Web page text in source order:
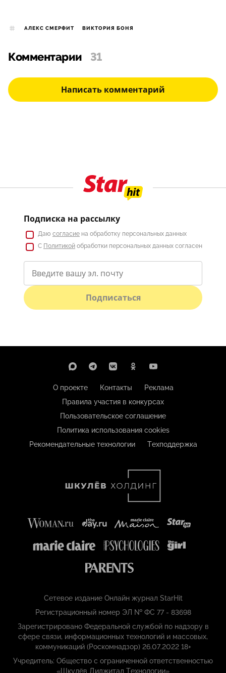
АЛЕКС СМЕРФИТ ВИКТОРИЯ БОНЯ
Комментарии 31
Написать комментарий
Подписка на рассылку
Даю согласие на обработку персональных данных
С Политикой обработки персональных данных согласен
Подписаться
О проекте Контакты
Реклама
Правила участия в конкурсах
Пользовательское соглашение
Политика использования cookies
Рекомендательные технологии
Техподдержка
Сетевое издание Онлайн журнал StarHit
Регистрационный номер ЭЛ № ФС 77 - 83698
Зарегистрировано Федеральной службой по надзору в
сфере связи, информационных технологий и массовых,
коммуникаций (Роскомнадзор) 26.07.2022 18+
Учредитель: Общество с ограниченной ответственностью
«Шкулёв Диджитал Технологии»